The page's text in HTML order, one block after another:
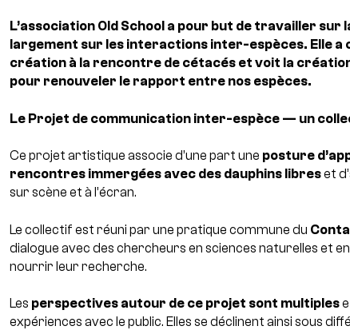
L’association Old School a pour but de travailler
largement sur les interactions inter-espèces. Elle a
création à la rencontre de cétacés et voit la
pour renouveler le rapport entre nos espèces.
Le Projet de communication inter-espèce — un
Ce projet artistique associe d’une part une posture
rencontres immergées avec des dauphins libreset
sur scène et à l’écran.
Le collectif est réuni par une pratique commune du
dialogue avec des chercheurs en sciences naturelles et
nourrir leur recherche.
Les perspectives autour de ce projet sont multiples
expériences avec le public. Elles se déclinent ainsi sous